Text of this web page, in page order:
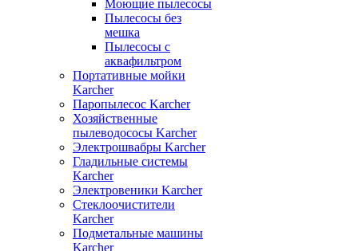
Моющие пылесосы
Пылесосы без
мешка
Пылесосы с
аквафильтром
Портативные мойки
Karcher
Паропылесос Karcher
Хозяйственные
пылеводососы Karcher
Электрошвабры Karcher
Гладильные системы
Karcher
Электровеники Karcher
Стеклоочистители
Karcher
Подметальные машины
Karcher